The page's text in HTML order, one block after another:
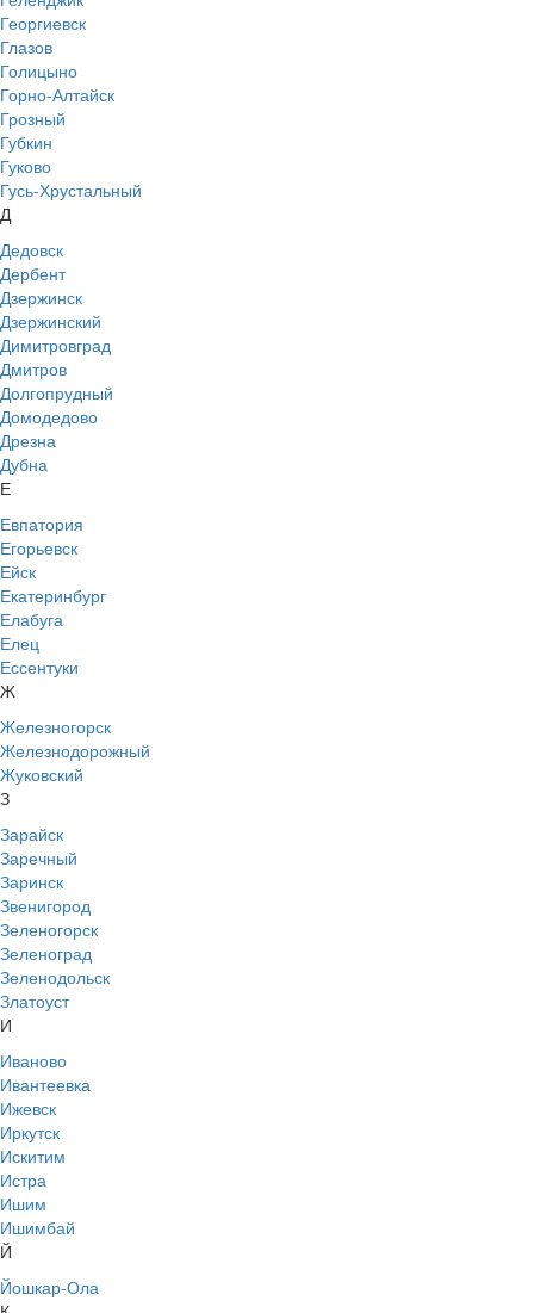
Георгиевск
Глазов
Голицыно
Горно-Алтайск
Грозный
Губкин
Гуково
Гусь-Хрустальный
Д
Дедовск
Дербент
Дзержинск
Дзержинский
Димитровград
Дмитров
Долгопрудный
Домодедово
Дрезна
Дубна
Е
Евпатория
Егорьевск
Ейск
Екатеринбург
Елабуга
Елец
Ессентуки
Ж
Железногорск
Железнодорожный
Жуковский
З
Зарайск
Заречный
Заринск
Звенигород
Зеленогорск
Зеленоград
Зеленодольск
Златоуст
И
Иваново
Ивантеевка
Ижевск
Иркутск
Искитим
Истра
Ишим
Ишимбай
Й
Йошкар-Ола